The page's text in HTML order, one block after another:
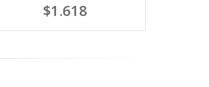
$1.618